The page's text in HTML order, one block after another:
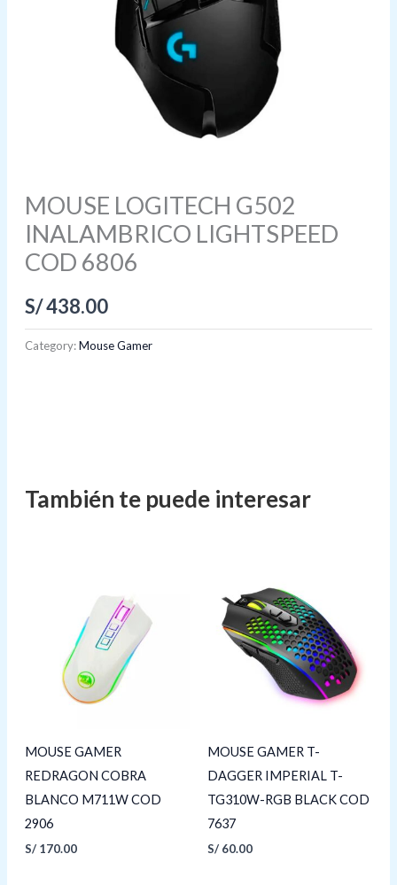
MOUSE LOGITECH G502
INALAMBRICO LIGHTSPEED
COD 6806
S/438.00
Category:Mouse Gamer
MOUSE GAMER
REDRAGON COBRA
BLANCO M711W COD
2906
S/170.00
MOUSE GAMER T-
DAGGER IMPERIAL T-
TG310W-RGB BLACK COD
7637
S/ 60.00